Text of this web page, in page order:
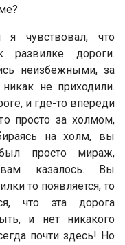
чувствовал, что
развилке дороги.
неизбежными, за
не приходили.
и где-то впереди
просто за холмом,
на холм, вы
просто мираж,
казалось. Вы
то появляется, то
что эта дорога
и нет никакого
почти здесь! Но